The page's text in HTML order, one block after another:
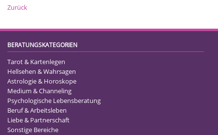
Zurück
BERATUNGSKATEGORIEN
Tarot & Kartenlegen
Hellsehen & Wahrsagen
Astrologie & Horoskope
Medium & Channeling
Psychologische Lebensberatung
Beruf & Arbeitsleben
Liebe & Partnerschaft
Sonstige Bereiche